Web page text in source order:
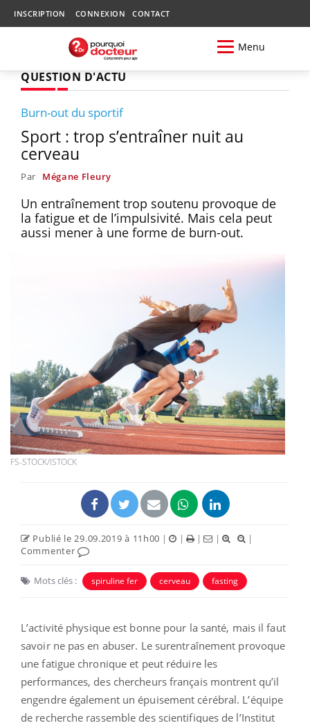
INSCRIPTION CONNEXION CONTACT
Menu
QUESTION D'ACTU
Burn-out du sportif
Sport : trop s’entraîner nuit au
cerveau
Par Mégane Fleury
Un entraînement trop soutenu provoque de
la fatigue et de l’impulsivité. Mais cela peut
aussi mener à une forme de burn-out.
FS-STOCK/ISTOCK
Publié le 29.09.2019 à 11h00 | | | |
|
Commenter
Mots clés : spiruline fer cerveau fasting
L’activité physique est bonne pour la santé, mais il faut
savoir ne pas en abuser. Le surentraînement provoque
une fatigue chronique et peut réduire les
performances, des chercheurs français montrent qu’il
engendre également un épuisement cérébral. L’équipe
de recherche rassemble des scientifiques de l’Institut